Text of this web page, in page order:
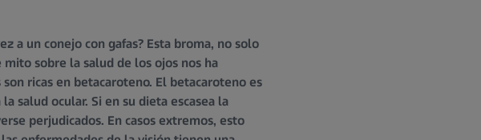
a un conejo con gafas? Esta broma, no solo
sobre la salud de los ojos nos ha
ricas en betacaroteno. El betacaroteno es
salud ocular. Si en su dieta escasea la
perjudicados. En casos extremos, esto